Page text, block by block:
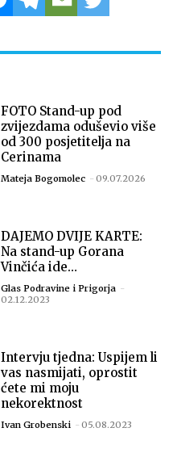
FOTO Stand-up pod
zvijezdama oduševio više
od 300 posjetitelja na
Cerinama
Mateja Bogomolec - 09.07.2026
DAJEMO DVIJE KARTE:
Na stand-up Gorana
Vinčića ide…
Glas Podravine i Prigorja -
02.12.2023
Intervju tjedna: Uspijem li
vas nasmijati, oprostit
ćete mi moju
nekorektnost
Ivan Grobenski - 05.08.2023